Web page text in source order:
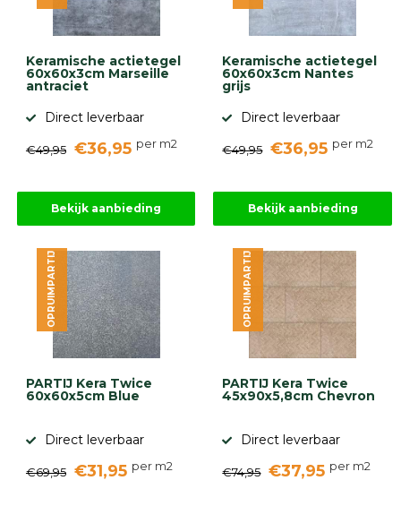
Keramische actietegel
60x60x3cm Marseille
antraciet
Direct leverbaar
€49,95 €36,95 per m2
Bekijk aanbieding
Keramische actietegel
60x60x3cm Nantes
grijs
Direct leverbaar
€49,95 €36,95 per m2
Bekijk aanbieding
PARTIJ Kera Twice
60x60x5cm Blue
Direct leverbaar
€69,95 €31,95 per m2
OPRUIMPARTIJ
PARTIJ Kera Twice
45x90x5,8cm Chevron
Direct leverbaar
€74,95 €37,95 per m2
OPRUIMPARTIJ